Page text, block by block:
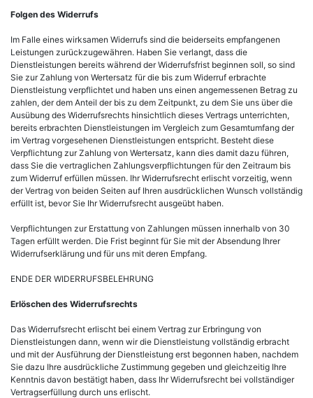
Folgen des Widerrufs
Im Falle eines wirksamen Widerrufs sind die beiderseits empfangenen
Leistungen zurückzugewähren. Haben Sie verlangt, dass die
Dienstleistungen bereits während der Widerrufsfrist beginnen soll, so sind
Sie zur Zahlung von Wertersatz für die bis zum Widerruf erbrachte
Dienstleistung verpflichtet und haben uns einen angemessenen Betrag zu
zahlen, der dem Anteil der bis zu dem Zeitpunkt, zu dem Sie uns über die
Ausübung des Widerrufsrechts hinsichtlich dieses Vertrags unterrichten,
bereits erbrachten Dienstleistungen im Vergleich zum Gesamtumfang der
im Vertrag vorgesehenen Dienstleistungen entspricht. Besteht diese
Verpflichtung zur Zahlung von Wertersatz, kann dies damit dazu führen,
dass Sie die vertraglichen Zahlungsverpflichtungen für den Zeitraum bis
zum Widerruf erfüllen müssen. Ihr Widerrufsrecht erlischt vorzeitig, wenn
der Vertrag von beiden Seiten auf Ihren ausdrücklichen Wunsch vollständig
erfüllt ist, bevor Sie Ihr Widerrufsrecht ausgeübt haben.
Verpflichtungen zur Erstattung von Zahlungen müssen innerhalb von 30
Tagen erfüllt werden. Die Frist beginnt für Sie mit der Absendung Ihrer
Widerrufserklärung und für uns mit deren Empfang.
ENDE DER WIDERRUFSBELEHRUNG
Erlöschen des Widerrufsrechts
Das Widerrufsrecht erlischt bei einem Vertrag zur Erbringung von
Dienstleistungen dann, wenn wir die Dienstleistung vollständig erbracht
und mit der Ausführung der Dienstleistung erst begonnen haben, nachdem
Sie dazu Ihre ausdrückliche Zustimmung gegeben und gleichzeitig Ihre
Kenntnis davon bestätigt haben, dass Ihr Widerrufsrecht bei vollständiger
Vertragserfüllung durch uns erlischt.